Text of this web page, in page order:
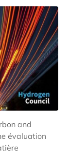
and
évaluation